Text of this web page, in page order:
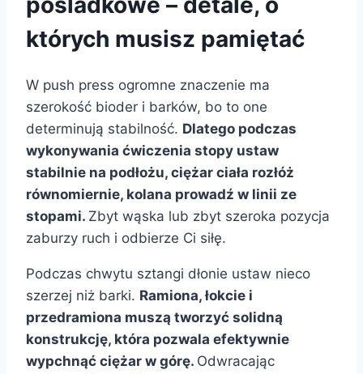
których musisz pamiętać
W push press ogromne znaczenie ma
szerokość bioder i barków, bo to one
determinują stabilność. Dlatego podczas
wykonywania ćwiczenia stopy ustaw
stabilnie na podłożu, ciężar ciała rozłóż
równomiernie, kolana prowadź w linii ze
stopami. Zbyt wąska lub zbyt szeroka pozycja
zaburzy ruch i odbierze Ci siłę.
Podczas chwytu sztangi dłonie ustaw nieco
szerzej niż barki. Ramiona, łokcie i
przedramiona muszą tworzyć solidną
konstrukcję, która pozwala efektywnie
wypchnąć ciężar w górę. Odwracając